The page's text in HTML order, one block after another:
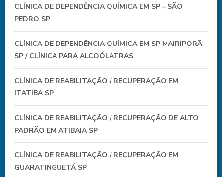
CLÍNICA DE DEPENDÊNCIA QUÍMICA EM SP – SÃO
PEDRO SP
CLÍNICA DE DEPENDÊNCIA QUÍMICA EM SP MAIRIPORÃ
SP / CLÍNICA PARA ALCOÓLATRAS
CLÍNICA DE REABILITAÇÃO / RECUPERAÇÃO EM
ITATIBA SP
CLÍNICA DE REABILITAÇÃO / RECUPERAÇÃO DE ALTO
PADRÃO EM ATIBAIA SP
CLÍNICA DE REABILITAÇÃO / RECUPERAÇÃO EM
GUARATINGUETÁ SP